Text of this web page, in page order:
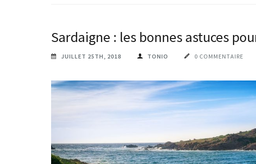
Sardaigne : les bonnes astuces
JUILLET 25TH, 2018 TONIO 0 COMMENTAIRE